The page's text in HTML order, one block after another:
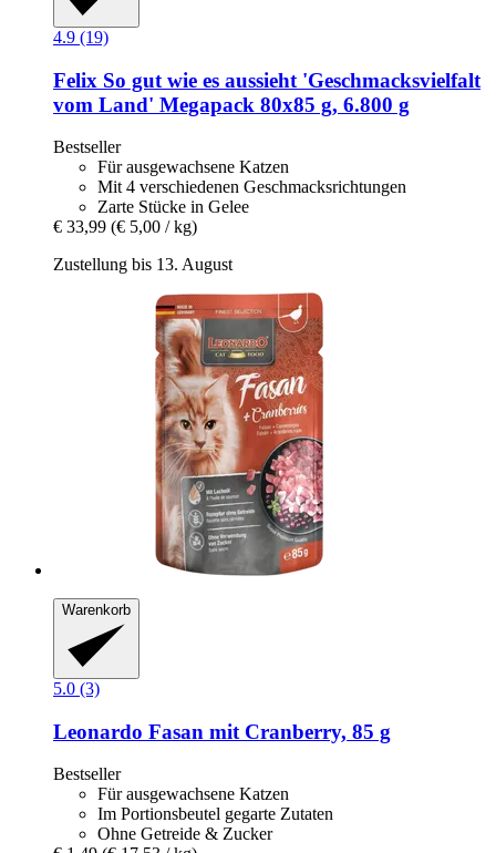
4.9 (19)
Felix So gut wie es aussieht 'Geschmacksvielfalt
vom Land' Megapack 80x85 g, 6.800 g
Bestseller
Für ausgewachsene Katzen
Mit 4 verschiedenen Geschmacksrichtungen
Zarte Stücke in Gelee
€ 33,99 (€ 5,00 / kg)
Zustellung bis 13. August
Warenkorb
5.0 (3)
Leonardo Fasan mit Cranberry, 85 g
Bestseller
Für ausgewachsene Katzen
Im Portionsbeutel gegarte Zutaten
Ohne Getreide & Zucker